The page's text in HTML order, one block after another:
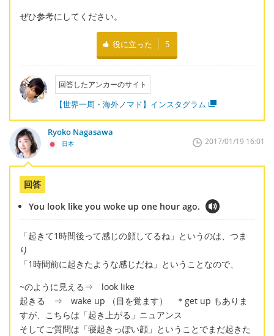
ぜひ参考にしてください。
役に立った 5
回答したアンカーのサイト
【世界一周・海外ノマド】インスタグラム
Ryoko Nagasawa
日本 2017/01/19 16:01
回答
You look like you woke up one hour ago.
「起きて1時間後って感じの顔してるね」というのは、つま
り
「1時間前に起きたような感じだね」ということなので、
~のように見える⇒ look like
起きる ⇒ wake up （目を覚ます） ＊get up もありま
すが、こちらは「起き上がる」ニュアンス
そしてご質問は「寝起きっぽい顔」ということでまだ起きた